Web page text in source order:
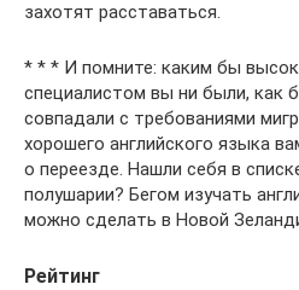
захотят расставаться.
* * * И помните: каким бы
специалистом вы ни были, как
совпадали с требованиями
хорошего английского языка
о переезде. Нашли себя в
полушарии? Бегом изучать
можно сделать в Новой
Рейтинг